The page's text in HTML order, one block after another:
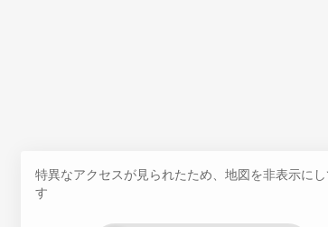
特異なアクセスが見られたため、地図を非表示にし
す